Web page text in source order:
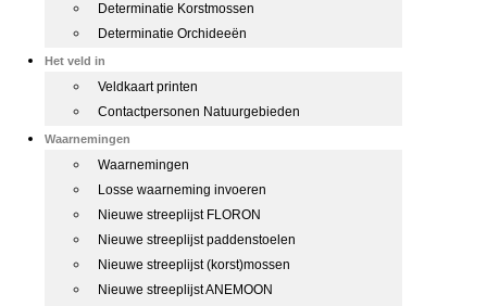
Determinatie Korstmossen
Determinatie Orchideeën
Het veld in
Veldkaart printen
Contactpersonen Natuurgebieden
Waarnemingen
Waarnemingen
Losse waarneming invoeren
Nieuwe streeplijst FLORON
Nieuwe streeplijst paddenstoelen
Nieuwe streeplijst (korst)mossen
Nieuwe streeplijst ANEMOON